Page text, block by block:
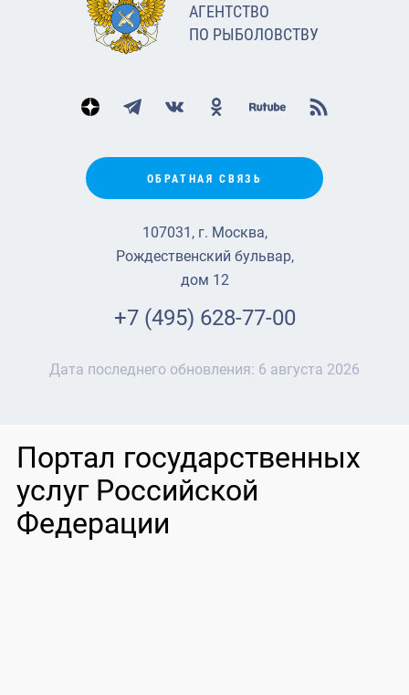
АГЕНТСТВО
ПО РЫБОЛОВСТВУ
ОБРАТНАЯ СВЯЗЬ
107031, г. Москва,
Рождественский бульвар,
дом 12
+7 (495) 628-77-00
Дата последнего обновления: 6 августа 2026
Портал государственных
услуг Российской
Федерации